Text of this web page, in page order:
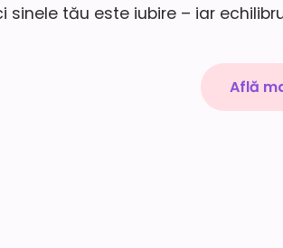
sinele tău este iubire – iar
Află